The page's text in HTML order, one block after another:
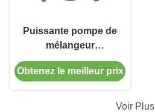
Puissante pompe de
mélangeur
submersible à lisier
électrique pour sortie
Obtenez le meilleur prix
Voir Plus